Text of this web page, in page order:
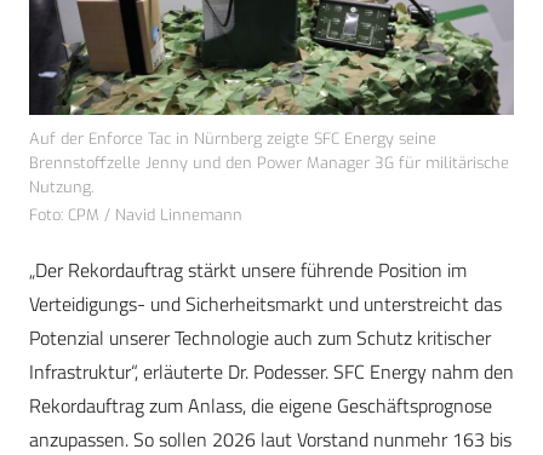
Auf der Enforce Tac in Nürnberg zeigte SFC Energy seine
Brennstoffzelle Jenny und den Power Manager 3G für militärische
Nutzung.
Foto: CPM / Navid Linnemann
„Der Rekordauftrag stärkt unsere führende Position im
Verteidigungs- und Sicherheitsmarkt und unterstreicht das
Potenzial unserer Technologie auch zum Schutz kritischer
Infrastruktur“, erläuterte Dr. Podesser. SFC Energy nahm den
Rekordauftrag zum Anlass, die eigene Geschäftsprognose
anzupassen. So sollen 2026 laut Vorstand nunmehr 163 bis